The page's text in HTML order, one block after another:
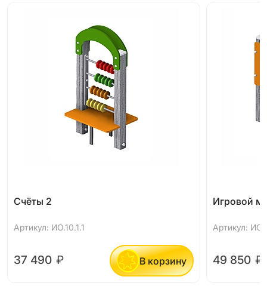
Счёты 2
Артикул: ИО.10.1.1
37 490 ₽ В корзину
Игровой
Артикул:
49 850 ₽